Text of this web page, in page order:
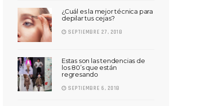
¿Cuál es la mejor técnica para
depilar tus cejas?
SEPTIEMBRE 27, 2018
Estas son las tendencias de
los 80’s que están
regresando
SEPTIEMBRE 6, 2018